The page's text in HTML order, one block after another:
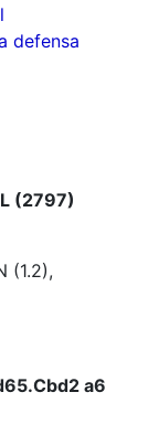
defensa
(2797)
(1.2),
a6